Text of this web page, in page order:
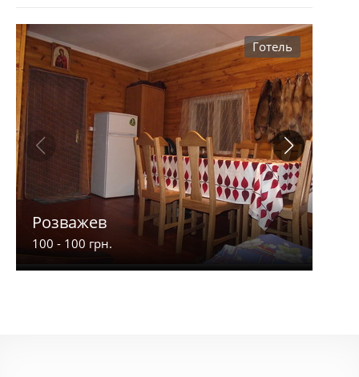
Готель
Розважев
100 - 100 грн.